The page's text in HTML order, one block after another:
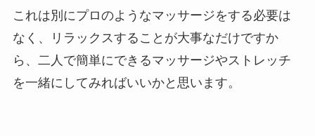
これは別にプロのようなマッサージをする必要は
なく、リラックスすることが大事なだけですか
ら、二人で簡単にできるマッサージやストレッチ
を一緒にしてみればいいかと思います。